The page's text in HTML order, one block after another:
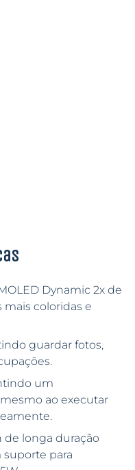
Dynamic 2x de
mais coloridas e
guardar fotos,
um
ao executar
de longa duração
suporte para